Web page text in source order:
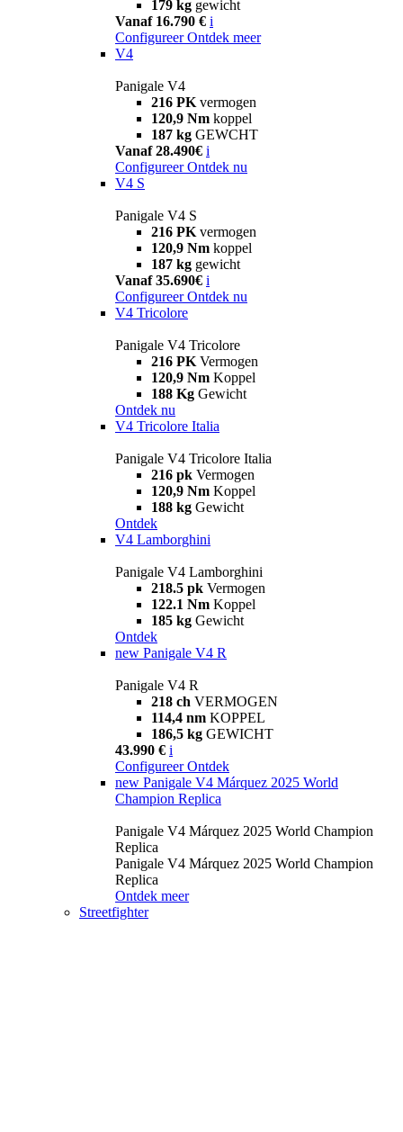
179 kg gewicht
Vanaf 16.790 € i
Configureer Ontdek meer
V4
Panigale V4
216 PK vermogen
120,9 Nm koppel
187 kg GEWCHT
Vanaf 28.490€ i
Configureer Ontdek nu
V4 S
Panigale V4 S
216 PK vermogen
120,9 Nm koppel
187 kg gewicht
Vanaf 35.690€ i
Configureer Ontdek nu
V4 Tricolore
Panigale V4 Tricolore
216 PK Vermogen
120,9 Nm Koppel
188 Kg Gewicht
Ontdek nu
V4 Tricolore Italia
Panigale V4 Tricolore Italia
216 pk Vermogen
120,9 Nm Koppel
188 kg Gewicht
Ontdek
V4 Lamborghini
Panigale V4 Lamborghini
218.5 pk Vermogen
122.1 Nm Koppel
185 kg Gewicht
Ontdek
new Panigale V4 R
Panigale V4 R
218 ch VERMOGEN
114,4 nm KOPPEL
186,5 kg GEWICHT
43.990 € i
Configureer Ontdek
new Panigale V4 Márquez 2025 World
Champion Replica
Panigale V4 Márquez 2025 World Champion
Replica
Panigale V4 Márquez 2025 World Champion
Replica
Ontdek meer
Streetfighter